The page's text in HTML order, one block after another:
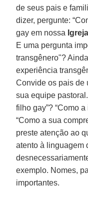
de seus pais e
dizer, pergunte:
gay em nossa
E uma pergunta
transgênero"?
experiência
Convide os pais de
sua equipe
filho gay”? “Como
“Como a sua
preste atenção ao
atento à linguagem
exemplo. Nomes,
importantes.